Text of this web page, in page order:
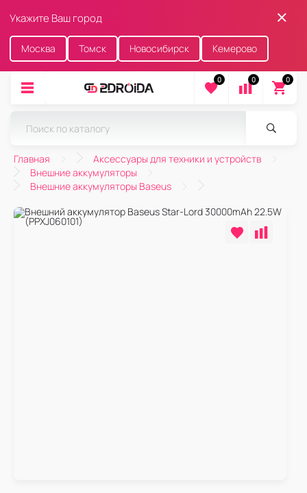
Укажите Ваш город
Москва Томск Новосибирск Кемерово
0 0 0
Главная
Аксессуары для техники и устройств
Внешние аккумуляторы
Внешние аккумуляторы Baseus